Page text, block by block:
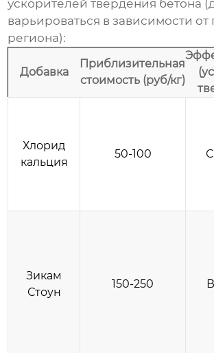
ускорителей твердения бетона
варьироваться в зависимости
региона):
Добавка
Приблизительная
стоимость (руб/кг)
Хлорид
кальция
50-100
Зикам
Стоун
150-250